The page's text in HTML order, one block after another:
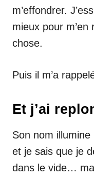
m’effondrer.
mieux pour
chose.
Puis il m’a
Et j’ai
Son nom illumine
et je sais que je
dans le vide…